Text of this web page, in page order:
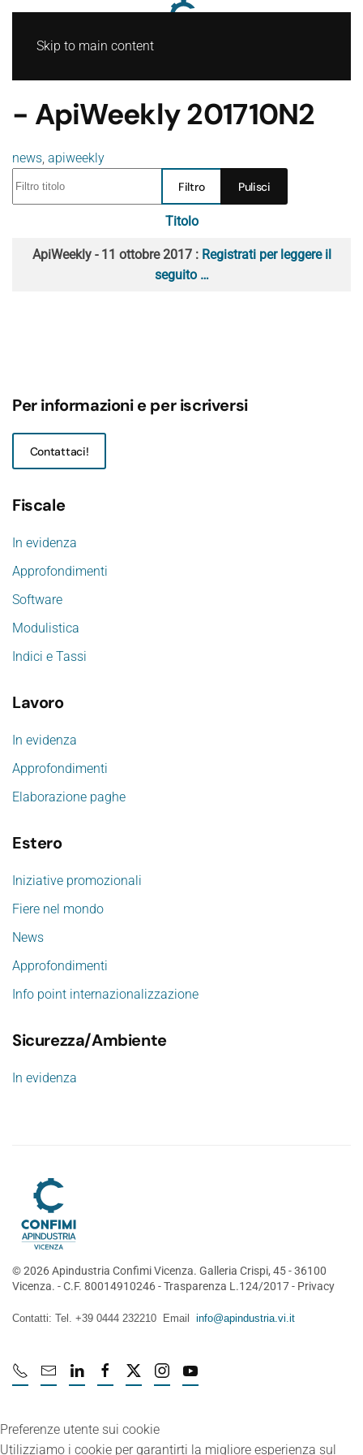
Skip to main content
- ApiWeekly 201710N2
news, apiweekly
Filtro Pulisci
Articoli
Titolo
ApiWeekly - 11 ottobre 2017 : Registrati per leggere il
seguito …
Per informazioni e per iscriversi
Contattaci!
Fiscale
In evidenza
Approfondimenti
Software
Modulistica
Indici e Tassi
Lavoro
In evidenza
Approfondimenti
Elaborazione paghe
Estero
Iniziative promozionali
Fiere nel mondo
News
Approfondimenti
Info point internazionalizzazione
Sicurezza/Ambiente
In evidenza
©2026Apindustria Confimi Vicenza. Galleria Crispi, 45 - 36100
Vicenza. - C.F. 80014910246 -Trasparenza L.124/2017- Privacy
Contatti: Tel. +39 0444 232210 Email info@apindustria.vi.it
Preferenze utente sui cookie
Utilizziamo i cookie per garantirti la migliore esperienza sul